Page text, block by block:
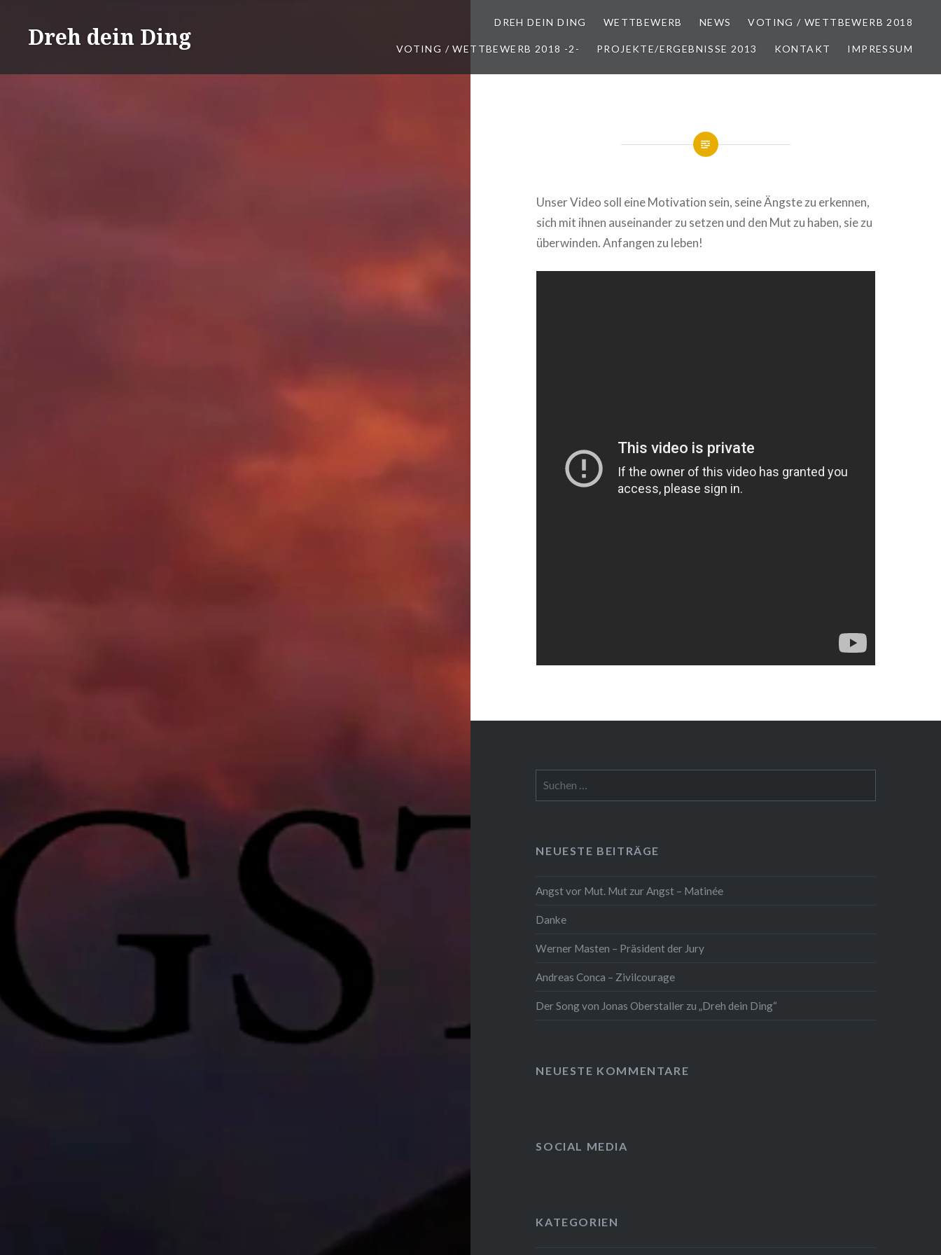
InhaltDreh dein Ding
DREH DEIN DING WETTBEWERB NEWS VOTING / WETTBEWERB 2018
VOTING / WETTBEWERB 2018 -2- PROJEKTE/ERGEBNISSE 2013 KONTAKT IMPRESSUM
Unser Video soll eine Motivation sein, seine Ängste zu erkennen,
sich mit ihnen auseinander zu setzen und den Mut zu haben, sie zu
überwinden. Anfangen zu leben!
NEUESTE BEITRÄGE
Angst vor Mut. Mut zur Angst – Matinée
Danke
Werner Masten – Präsident der Jury
Andreas Conca – Zivilcourage
Der Song von Jonas Oberstaller zu „Dreh dein Ding“
NEUESTE KOMMENTARE
SOCIAL MEDIA
KATEGORIEN